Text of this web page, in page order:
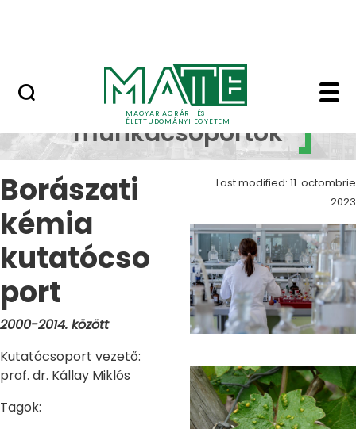
MAGYAR AGRÁR- ÉS
ÉLETTUDOMÁNYI EGYETEM
Kutatói
Kutatói
munkacsoportok
Borászati
kémia
kutatócso
port
2000-2014. között
Kutatócsoport vezető:
prof. dr. Kállay Miklós
Tagok:
Last modified: 11. octombrie
2023